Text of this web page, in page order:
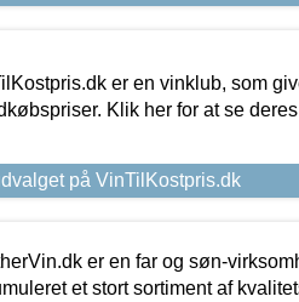
er en vinklub, som
Klik her for at se
på VinTilKostpris.dk
er en far og søn-
et stort sortiment af